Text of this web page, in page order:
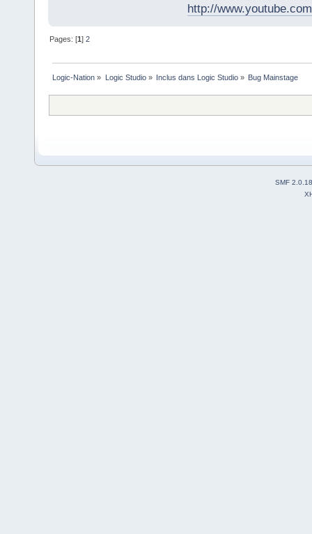
http://
Pages: [1]2
Logic-Nation » Logic Studio» Inclus dans Logic Studio» Bug Mainstage
SMF 2.0.18